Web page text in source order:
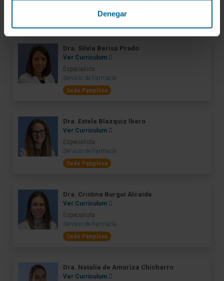
Denegar
Sede Madrid
Dra. Silvia Berisa Prado
Ver Curriculum
Especialista
Servicio de Farmacia
Sede Pamplona
Dra. Estela Blazquiz Ibero
Ver Curriculum
Especialista
Servicio de Farmacia
Sede Pamplona
Dra. Cristina Burgui Alcaide
Ver Curriculum
Especialista
Servicio de Farmacia
Sede Pamplona
Dra. Natalia de Amuriza Chicharro
Ver Curriculum